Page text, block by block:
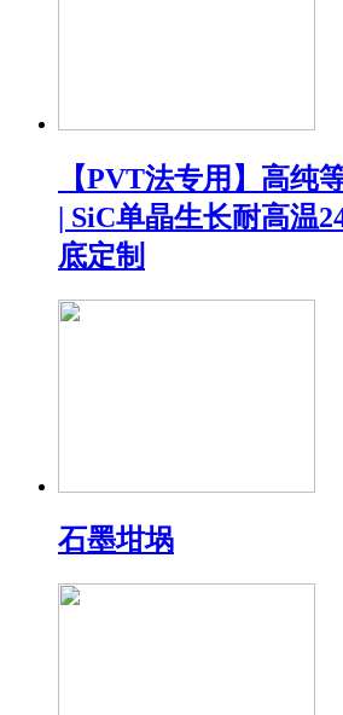
【PVT法专用】高纯
| SiC单晶生长耐高温
底定制
石墨坩埚